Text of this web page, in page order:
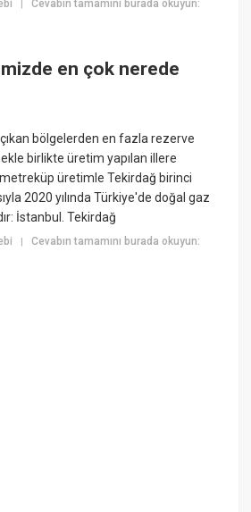
|Cevabın tamamını burada okuyun:
en çok nerede
bölgelerden en fazla rezerve
birlikte üretim yapılan illere
metreküp üretimle Tekirdağ birinci
2020 yılında Türkiye'de doğal gaz
İstanbul. Tekirdağ
|Cevabın tamamını burada okuyun: